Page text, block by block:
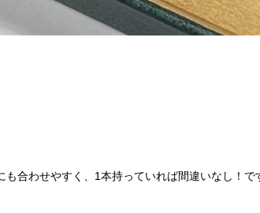
も合わせやすく、1本持っていれば間違いなし！